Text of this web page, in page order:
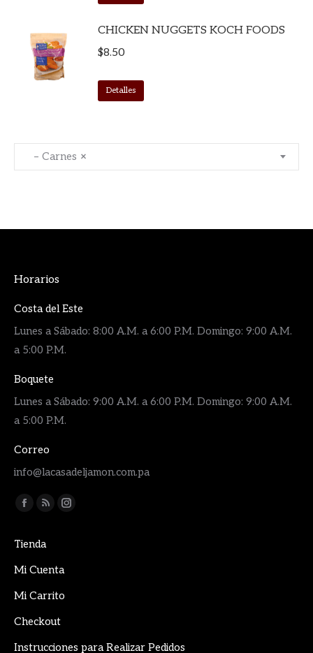
CHICKEN NUGGETS KOCH FOODS
$8.50
Detalles
×
– Carnes
Horarios
Costa del Este
Lunes a Sábado: 8:00 A.M. a 6:00 P.M. Domingo: 9:00 A.M.
a 5:00 P.M.
Boquete
Lunes a Sábado: 9:00 A.M. a 6:00 P.M. Domingo: 9:00 A.M.
a 5:00 P.M.
Correo
info@lacasadeljamon.com.pa
Encuéntranos en:
Facebook
opens
in
window
Rss
opens
in
window
Instagram
Tienda
Mi Cuenta
Mi Carrito
Checkout
Instrucciones para Realizar Pedidos